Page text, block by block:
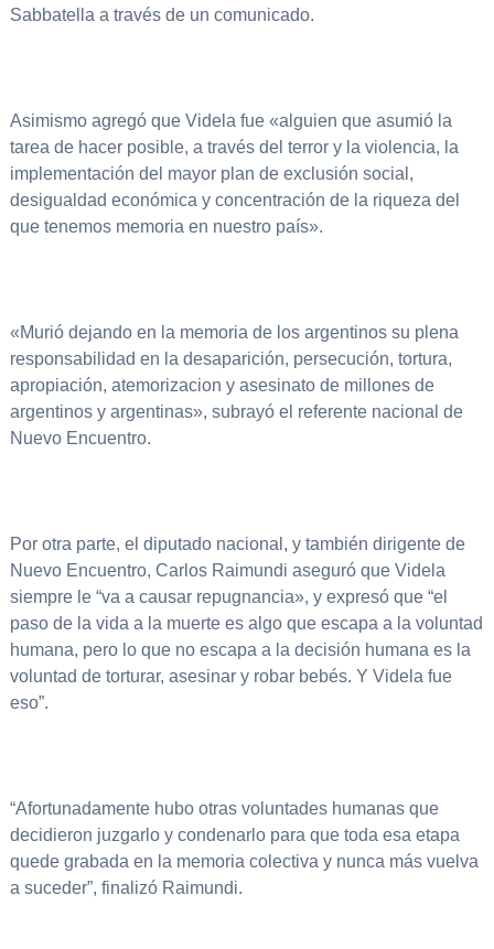
Sabbatella a través de un comunicado.
Asimismo agregó que Videla fue «alguien que asumió la
tarea de hacer posible, a través del terror y la violencia, la
implementación del mayor plan de exclusión social,
desigualdad económica y concentración de la riqueza del
que tenemos memoria en nuestro país».
«Murió dejando en la memoria de los argentinos su plena
responsabilidad en la desaparición, persecución, tortura,
apropiación, atemorizacion y asesinato de millones de
argentinos y argentinas», subrayó el referente nacional de
Nuevo Encuentro.
Por otra parte, el diputado nacional, y también dirigente de
Nuevo Encuentro, Carlos Raimundi aseguró que Videla
siempre le “va a causar repugnancia», y expresó que “el
paso de la vida a la muerte es algo que escapa a la voluntad
humana, pero lo que no escapa a la decisión humana es la
voluntad de torturar, asesinar y robar bebés. Y Videla fue
eso”.
“Afortunadamente hubo otras voluntades humanas que
decidieron juzgarlo y condenarlo para que toda esa etapa
quede grabada en la memoria colectiva y nunca más vuelva
a suceder”, finalizó Raimundi.